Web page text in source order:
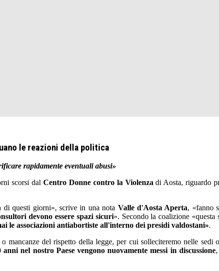
le reazioni della politica
rapidamente eventuali abusi»
scorsi dal Centro Donne contro la Violenzadi Aosta, riguardo
questi giorni», scrive in una nota Valle d'Aosta Aperta, «fanno
devono essere spazi sicuri». Secondo la coalizione
le associazioni antiabortiste all'interno dei presidi valdostani».
mancanze del rispetto della legge, per cui solleciteremo nelle
nel nostro Paese vengono nuovamente messi in discussione,